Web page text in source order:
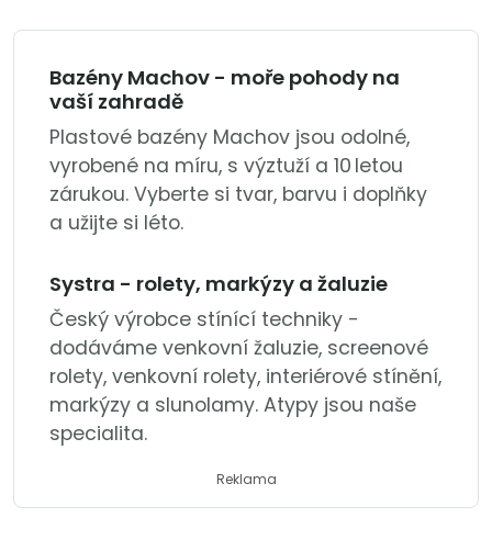
Bazény Machov - moře pohody na
vaší zahradě
Plastové bazény Machov jsou odolné,
vyrobené na míru, s výztuží a 10 letou
zárukou. Vyberte si tvar, barvu i doplňky
a užijte si léto.
Systra - rolety, markýzy a žaluzie
Český výrobce stínící techniky -
dodáváme venkovní žaluzie, screenové
rolety, venkovní rolety, interiérové stínění,
markýzy a slunolamy. Atypy jsou naše
specialita.
Reklama